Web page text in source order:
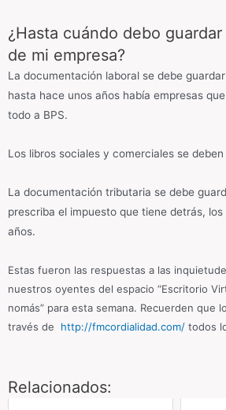
¿Hasta cuándo debo
de mi empresa?
La documentación laboral se debe
hasta hace unos años había empresas
todo a BPS.
Los libros sociales y comerciales se
La documentación tributaria se debe
prescriba el impuesto que tiene detrás, los
años.
Estas fueron las respuestas a las
nuestros oyentes del espacio “Escritorio
nomás” para esta semana. Recuerden que
través de http://fmcordialidad.com/ todos
Relacionados: